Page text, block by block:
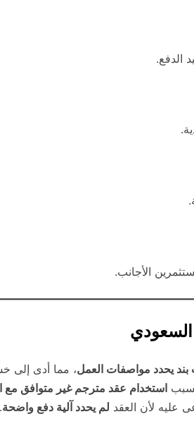
الدفع.
الأجانب.
السعودي
بند يحدد مواصفات العمل، مما أدى إلى
استخدام عقد مترجم غير متوافق مع
عليه لأن العقد لم يحدد آلية دفع واضحة.